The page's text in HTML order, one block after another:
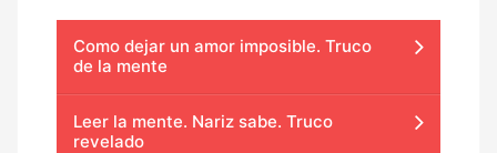
Como dejar un amor imposible. Truco
de la mente
Leer la mente. Nariz sabe. Truco
revelado